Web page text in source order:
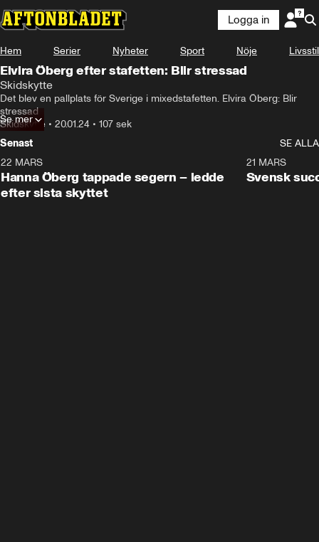
Logga in
Hem Serier Nyheter Sport Nöje Livsstil
Elvira Öberg efter stafetten: Blir stressad
Skidskytte
Det blev en pallplats för Sverige i mixedstafetten. Elvira Öberg: Blir
stressad
Skidskytte • 20.01.24 • 107 sek
Se mer
Senast
SE ALLA
22 MARS
Hanna Öberg tappade segern – ledde
efter sista skyttet
21 MARS
Svensk